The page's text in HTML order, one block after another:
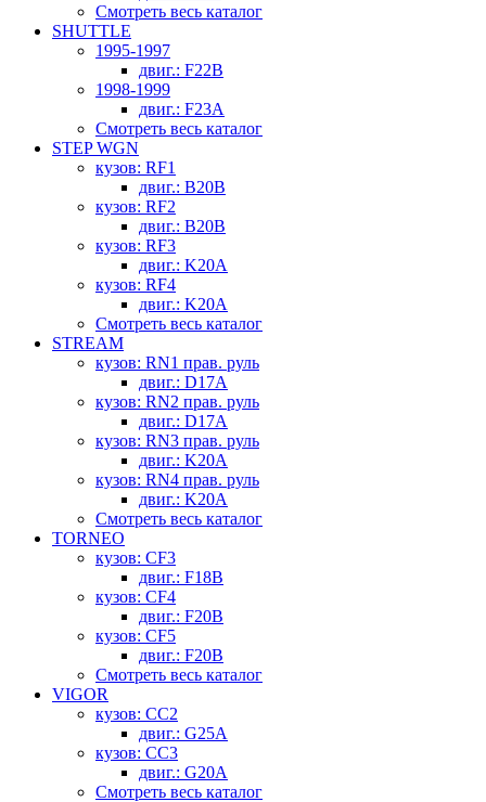
Смотреть весь каталог
SHUTTLE
1995-1997
двиг.: F22B
1998-1999
двиг.: F23A
Смотреть весь каталог
STEP WGN
кузов: RF1
двиг.: B20B
кузов: RF2
двиг.: B20B
кузов: RF3
двиг.: K20A
кузов: RF4
двиг.: K20A
Смотреть весь каталог
STREAM
кузов: RN1 прав. руль
двиг.: D17A
кузов: RN2 прав. руль
двиг.: D17A
кузов: RN3 прав. руль
двиг.: K20A
кузов: RN4 прав. руль
двиг.: K20A
Смотреть весь каталог
TORNEO
кузов: CF3
двиг.: F18B
кузов: CF4
двиг.: F20B
кузов: CF5
двиг.: F20B
Смотреть весь каталог
VIGOR
кузов: CC2
двиг.: G25A
кузов: CC3
двиг.: G20A
Смотреть весь каталог